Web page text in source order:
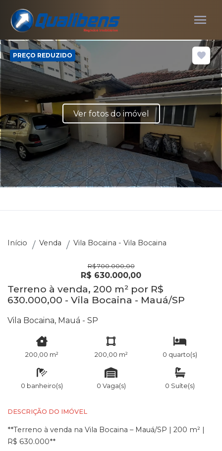
menu
PREÇO REDUZIDO
Ver fotos do imóvel
Início Venda Vila Bocaina - Vila Bocaina
R$ 700.000,00
R$ 630.000,00
Terreno à venda, 200 m² por R$
630.000,00 - Vila Bocaina - Mauá/SP
Vila Bocaina, Mauá - SP
200,00 m² 200,00 m² 0 quarto(s)
0 banheiro(s) 0 Vaga(s) 0 Suíte(s)
DESCRIÇÃO DO IMÓVEL
**Terreno à venda na Vila Bocaina – Mauá/SP | 200 m² |
R$ 630.000**